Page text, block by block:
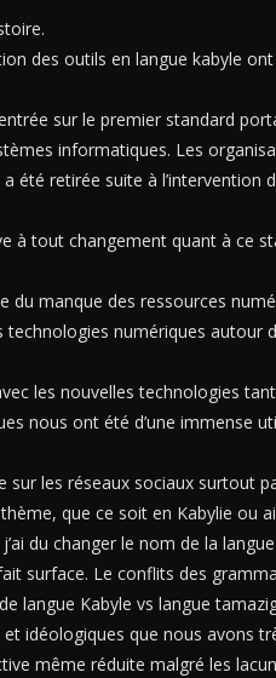
des outils en langue kabyle
sur le premier standard
informatiques. Les
retirée suite à l’intervention
à tout changement quant à ce
du manque des ressources
numériques
les nouvelles technologies
nous ont été d’une immense
sur les réseaux sociaux
que ce soit en Kabylie ou
du changer le nom de la
surface. Le conflits des
langue Kabyle vs langue
idéologiques que nous avons
même réduite malgré les